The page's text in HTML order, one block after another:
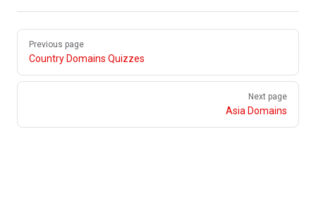
Pager
Previous page
Country Domains Quizzes
Next page
Asia Domains